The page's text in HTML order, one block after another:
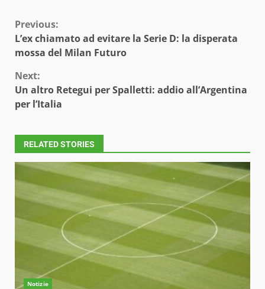
Continue
Reading
Previous:
L’ex chiamato ad evitare la Serie D: la disperata
mossa del Milan Futuro
Next:
Un altro Retegui per Spalletti: addio all’Argentina
per l’Italia
RELATED STORIES
Notizie